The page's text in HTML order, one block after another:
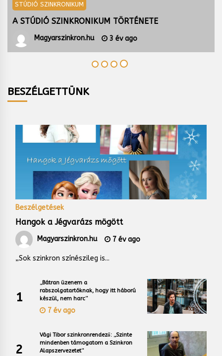
STÚDIÓ SZINKRONIKUM
A STÚDIÓ SZINKRONIKUM TÖRTÉNETE
Magyarszinkron.hu 3 év ago
BESZÉLGETTÜNK
Beszélgetések
Hangok a Jégvarázs mögött
Magyarszinkron.hu 7 év ago
„Sok szinkron színészileg is...
1
„Bátran üzenem a
rabszolgatartóknak, hogy itt háború
készül, nem harc”
7 év ago
2
Vági Tibor szinkronrendező: „Szinte
mindenben támogatom a Szinkron
Alapszervezetet”